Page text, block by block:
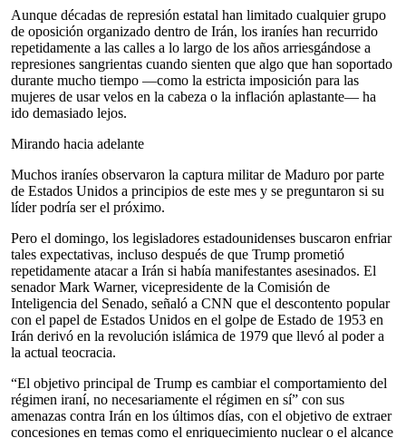
Aunque décadas de represión estatal han limitado cualquier grupo
de oposición organizado dentro de Irán, los iraníes han recurrido
repetidamente a las calles a lo largo de los años arriesgándose a
represiones sangrientas cuando sienten que algo que han soportado
durante mucho tiempo —como la estricta imposición para las
mujeres de usar velos en la cabeza o la inflación aplastante— ha
ido demasiado lejos.
Mirando hacia adelante
Muchos iraníes observaron la captura militar de Maduro por parte
de Estados Unidos a principios de este mes y se preguntaron si su
líder podría ser el próximo.
Pero el domingo, los legisladores estadounidenses buscaron enfriar
tales expectativas, incluso después de que Trump prometió
repetidamente atacar a Irán si había manifestantes asesinados. El
senador Mark Warner, vicepresidente de la Comisión de
Inteligencia del Senado, señaló a CNN que el descontento popular
con el papel de Estados Unidos en el golpe de Estado de 1953 en
Irán derivó en la revolución islámica de 1979 que llevó al poder a
la actual teocracia.
“El objetivo principal de Trump es cambiar el comportamiento del
régimen iraní, no necesariamente el régimen en sí” con sus
amenazas contra Irán en los últimos días, con el objetivo de extraer
concesiones en temas como el enriquecimiento nuclear o el alcance